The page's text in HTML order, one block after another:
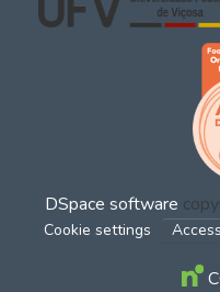
DSpace software
Cookie settings